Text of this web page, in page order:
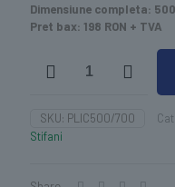
Dimensiune completa:
Pret bax: 198 RON + TVA
set
200
SKU: PLIC500/700
Stifani